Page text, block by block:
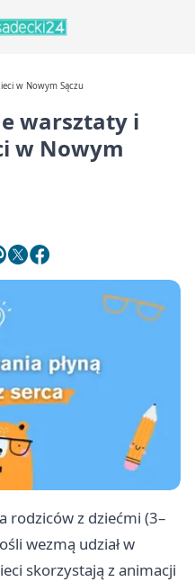
w Nowym Sączu
warsztaty i
w Nowym
rodziców z dziećmi (3–
wezmą udział w
skorzystają z animacji